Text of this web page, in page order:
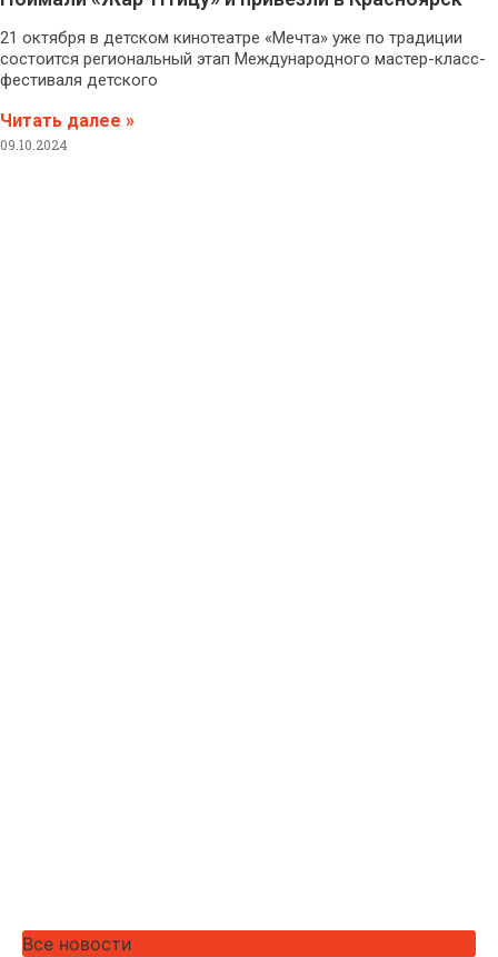
21 октября в детском кинотеатре «Мечта» уже по традиции
состоится региональный этап Международного мастер-класс-
фестиваля детского
Читать далее »
09.10.2024
Все новости